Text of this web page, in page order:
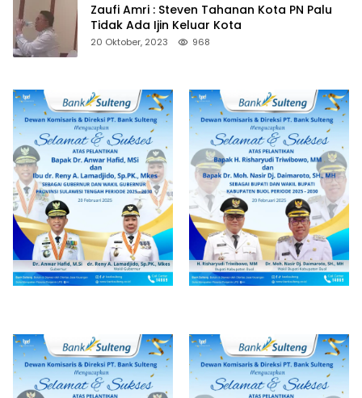
Zaufi Amri : Steven Tahanan Kota PN Palu
Tidak Ada Ijin Keluar Kota
20 Oktober, 2023 968